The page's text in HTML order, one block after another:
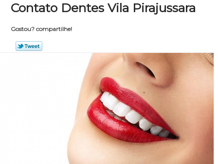
Contato Dentes Vila Pirajussara
Gostou? compartilhe!